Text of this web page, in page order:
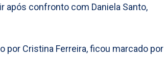
após confronto com Daniela Santo,
por Cristina Ferreira, ficou marcado por